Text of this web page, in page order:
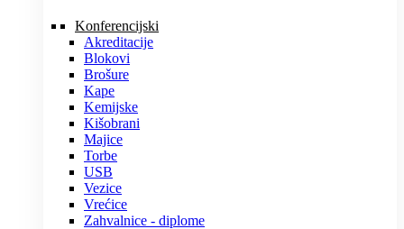
Konferencijski
Akreditacije
Blokovi
Brošure
Kape
Kemijske
Kišobrani
Majice
Torbe
USB
Vezice
Vrećice
Zahvalnice - diplome